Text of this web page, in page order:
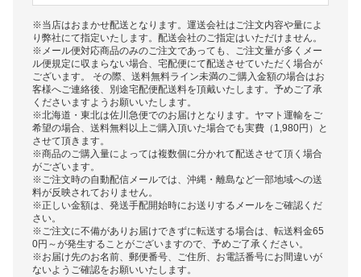
※当店はおまかせ配送となります。運送会社はご注文内容や量によ
り弊社にて指定いたします。配送会社のご指定はいただけません。
※メール便対応商品のみのご注文であっても、ご注文量が多くメー
ル便規定に収まらない場合、宅配便にて配送させていただく場合が
ございます。 その際、送料無料ライン未満のご購入金額の場合はお
客様へご連絡後、別途宅配便配送料を頂戴いたします。予めご了承
くださいますようお願いいたします。
※北海道・東北は佐川急便でのお届けとなります。ヤマト運輸をご
希望の場合、送料無料以上ご購入頂いた場合でも実費（1,980円）と
させて頂きます。
※商品のご購入量によっては複数個に分かれて配送させて頂く場合
がございます。
※ご注文時の自動配信メールでは、沖縄・離島など一部地域への送
料が反映されておりません。
※正しい金額は、発送手配開始時にお送りするメールをご確認くだ
さい。
※ご注文に不備がありお届けできずに転送する場合は、転送料金65
0円～が発生することがございますので、予めご了承ください。
※お届け先のお名前、郵便番号、ご住所、お電話番号にお間違いが
ないようご確認をお願いいたします。